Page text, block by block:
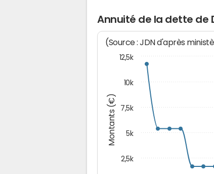
Annuité de la dette de
Montants (€)
(Source : JDN d'après
2,5k
5k
7,5k
10k
12,5k